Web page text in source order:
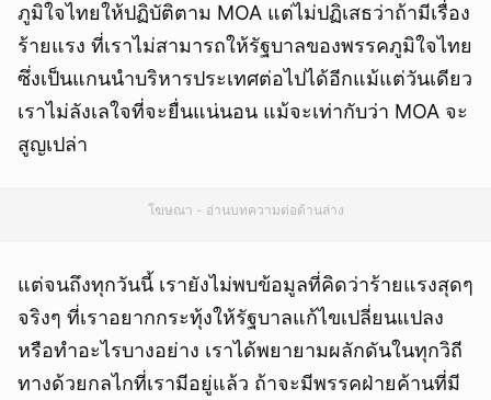
ภูมิใจไทยให้ปฏิบัติตาม MOA แต่ไม่ปฏิเสธว่าถ้ามีเรื่อง
ร้ายแรง ที่เราไม่สามารถให้รัฐบาลของพรรคภูมิใจไทย
ซึ่งเป็นแกนนำบริหารประเทศต่อไปได้อีกแม้แต่วันเดียว
เราไม่ลังเลใจที่จะยื่นแน่นอน แม้จะเท่ากับว่า MOA จะ
สูญเปล่า
โฆษณา - อ่านบทความต่อด้านล่าง
แต่จนถึงทุกวันนี้ เรายังไม่พบข้อมูลที่คิดว่าร้ายแรงสุดๆ
จริงๆ ที่เราอยากกระทุ้งให้รัฐบาลแก้ไขเปลี่ยนแปลง
หรือทำอะไรบางอย่าง เราได้พยายามผลักดันในทุกวิถี
ทางด้วยกลไกที่เรามีอยู่แล้ว ถ้าจะมีพรรคฝ่ายค้านที่มี